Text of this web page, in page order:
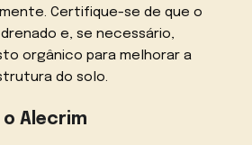
Certifique-se de que o
e, se necessário,
orgânico para melhorar a
do solo.
o Alecrim